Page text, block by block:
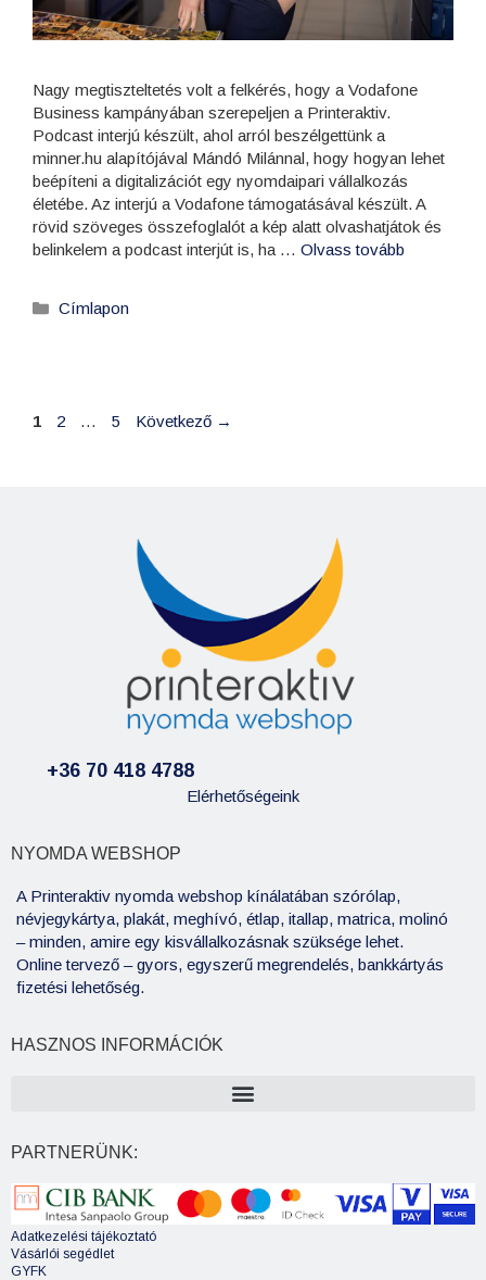
Nagy megtiszteltetés volt a felkérés, hogy a Vodafone
Business kampányában szerepeljen a Printeraktiv.
Podcast interjú készült, ahol arról beszélgettünk a
minner.hu alapítójával Mándó Milánnal, hogy hogyan lehet
beépíteni a digitalizációt egy nyomdaipari vállalkozás
életébe. Az interjú a Vodafone támogatásával készült. A
rövid szöveges összefoglalót a kép alatt olvashatjátok és
belinkelem a podcast interjút is, ha … Olvass tovább
Címlapon
1 2 … 5 Következő →
+36 70 418 4788
Elérhetőségeink
NYOMDA WEBSHOP
A Printeraktiv nyomda webshop kínálatában szórólap,
névjegykártya, plakát, meghívó, étlap, itallap, matrica, molinó
– minden, amire egy kisvállalkozásnak szüksége lehet.
Online tervező – gyors, egyszerű megrendelés, bankkártyás
fizetési lehetőség.
HASZNOS INFORMÁCIÓK
PARTNERÜNK:
Adatkezelési tájékoztató
Vásárlói segédlet
GYFK